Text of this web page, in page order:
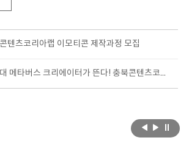
텐츠코리아랩 이모티콘 제작과정 모집
차세대 메타버스 크리에이터가 뜬다! 충북콘텐츠코리아랩 메타버스 크리에이터 대모집